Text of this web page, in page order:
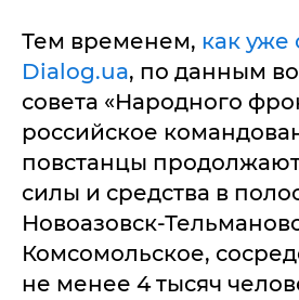
Тем временем, как уже
Dialog.ua, по данным
совета «Народного
российское
повстанцы
силы и средства в
Новоазовск-
Комсомольское,
не менее 4 тысяч